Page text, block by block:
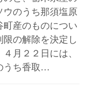
ウのうち那須塩原
町産のものについ
限の解除を決定し
月２２日には、
うち香取…